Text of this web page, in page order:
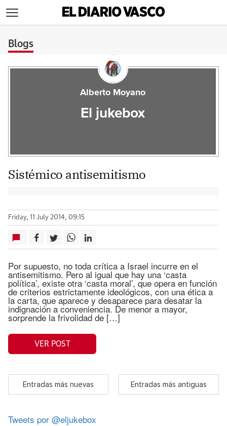
Blogs
Alberto Moyano
El jukebox
Sistémico antisemitismo
Friday, 11 July 2014, 09:15
Por supuesto, no toda crítica a Israel incurre en el
antisemitismo. Pero al igual que hay una ‘casta
política’, existe otra ‘casta moral’, que opera en función
de criterios estrictamente ideológicos, con una ética a
la carta, que aparece y desaparece para desatar la
indignación a conveniencia. De menor a mayor,
sorprende la frivolidad de […]
VER POST
Entradas más nuevas Entradas más antiguas
Tweets por @eljukebox